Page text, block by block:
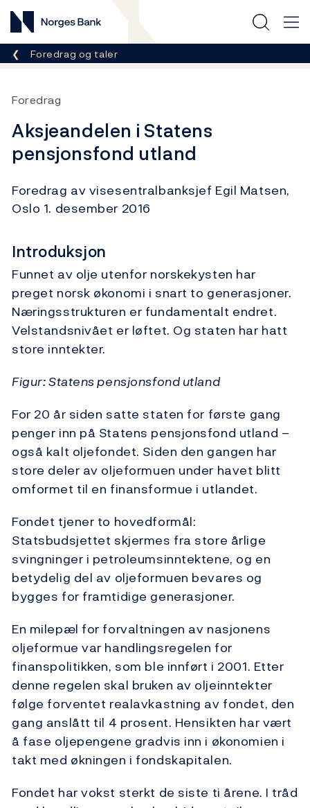
Norges Bank
Her er du nå:
Foredrag og taler
Foredrag
Aksjeandelen i Statens
pensjonsfond utland
Foredrag av visesentralbanksjef Egil Matsen,
Oslo 1. desember 2016
Introduksjon
Funnet av olje utenfor norskekysten har
preget norsk økonomi i snart to generasjoner.
Næringsstrukturen er fundamentalt endret.
Velstandsnivået er løftet. Og staten har hatt
store inntekter.
Figur: Statens pensjonsfond utland
For 20 år siden satte staten for første gang
penger inn på Statens pensjonsfond utland –
også kalt oljefondet. Siden den gangen har
store deler av oljeformuen under havet blitt
omformet til en finansformue i utlandet.
Fondet tjener to hovedformål:
Statsbudsjettet skjermes fra store årlige
svingninger i petroleumsinntektene, og en
betydelig del av oljeformuen bevares og
bygges for framtidige generasjoner.
En milepæl for forvaltningen av nasjonens
oljeformue var handlingsregelen for
finanspolitikken, som ble innført i 2001. Etter
denne regelen skal bruken av oljeinntekter
følge forventet realavkastning av fondet, den
gang anslått til 4 prosent. Hensikten har vært
å fase oljepengene gradvis inn i økonomien i
takt med økningen i fondskapitalen.
Fondet har vokst sterkt de siste ti årene. I tråd